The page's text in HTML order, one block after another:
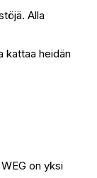
Alla
kattaa heidän
on yksi